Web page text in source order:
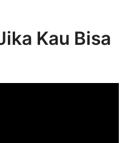
Kau Bisa